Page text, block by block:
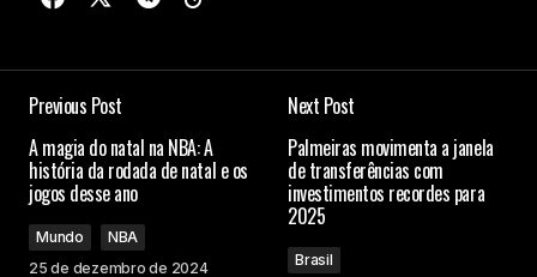
Previous Post
A magia do natal na NBA: A
história da rodada de natal e os
jogos desse ano
Mundo
NBA
25 de dezembro de 2024
Next Post
Palmeiras movimenta a janela
de transferências com
investimentos recordes para
2025
Brasil